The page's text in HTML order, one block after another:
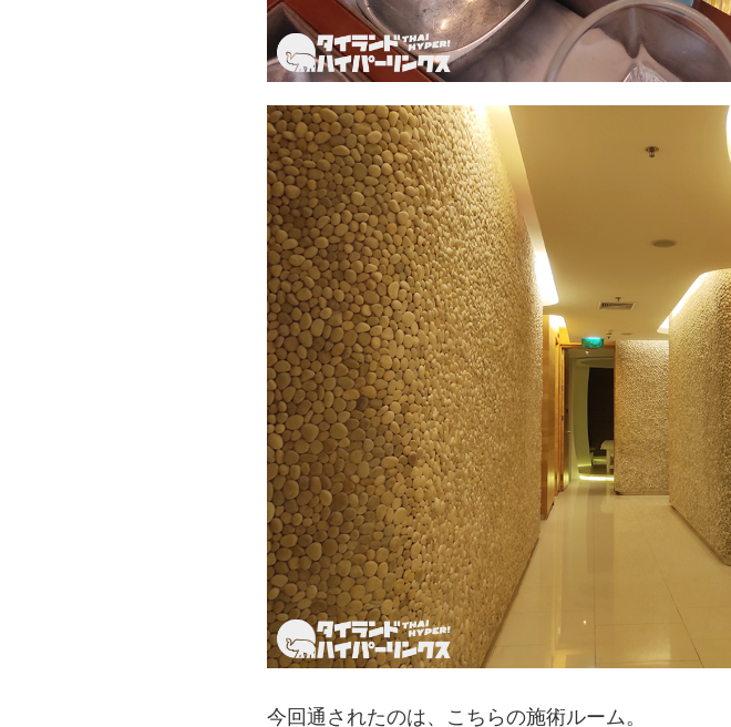
今回通されたのは、こちらの施術ルーム。